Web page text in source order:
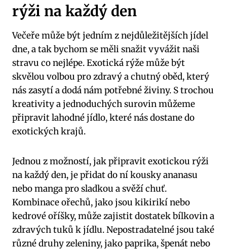
rýži na⁢ každý ⁤den
Večeře může​ být⁢ jedním z​ nejdůležitějších jídel
dne, ​a tak bychom se měli ⁣snažit vyvážit‍ naši ​
stravu co‌ nejlépe. Exotická rýže může‍ být
skvělou volbou ​pro⁤ zdravý a chutný oběd, který‌
nás zasytí a dodá nám potřebné ⁤živiny. ​S trochou
kreativity a jednoduchých⁢ surovin‌ můžeme
připravit ⁤lahodné jídlo, které ⁣nás dostane do⁤
exotických krajů.
Jednou ⁣z možností, jak připravit​ exotickou rýži
na každý den, ‍je přidat do ní kousky⁢ ananasu
nebo manga⁢ pro sladkou a ⁤svěží chuť.‌
Kombinace ořechů, jako jsou kikirikí nebo
kedrové ‌oříšky,​ může zajistit dostatek ‍bílkovin ⁣a
zdravých tuků⁣ k jídlu. ​Nepostradatelné jsou také
různé druhy ​zeleniny,⁤ jako paprika, špenát⁤ nebo